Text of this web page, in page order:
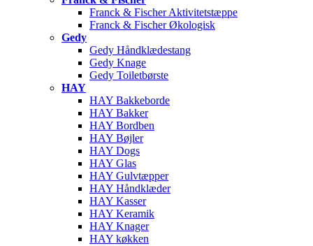
Franck & Fischer Aktivitetstæppe
Franck & Fischer Økologisk
Gedy
Gedy Håndklædestang
Gedy Knage
Gedy Toiletbørste
HAY
HAY Bakkeborde
HAY Bakker
HAY Bordben
HAY Bøjler
HAY Dogs
HAY Glas
HAY Gulvtæpper
HAY Håndklæder
HAY Kasser
HAY Keramik
HAY Knager
HAY køkken